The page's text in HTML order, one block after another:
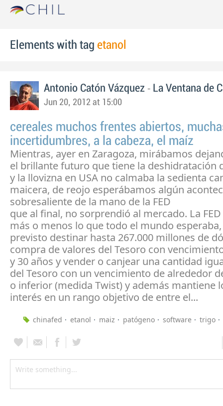
Elements with tag etanol
Antonio Catón Vázquez - La Ventana de
Jun 20, 2012 at 15:00
cereales muchos frentes abiertos,
incertidumbres, a la cabeza, el maíz
Mientras, ayer en Zaragoza, mirábamos
el brillante futuro que tiene la deshidratación
y la llovizna en USA no calmaba la sedienta
maicera, de reojo esperábamos algún
sobresaliente de la mano de la FED
que al final, no sorprendió al mercado. La
más o menos lo que todo el mundo
previsto destinar hasta 267.000 millones de
compra de valores del Tesoro con
y 30 años y vender o canjear una cantidad
del Tesoro con un vencimiento de alrededor
o inferior (medida Twist) y además mantiene
interés en un rango objetivo de entre el...
chinafed etanol maiz patógeno software trigo